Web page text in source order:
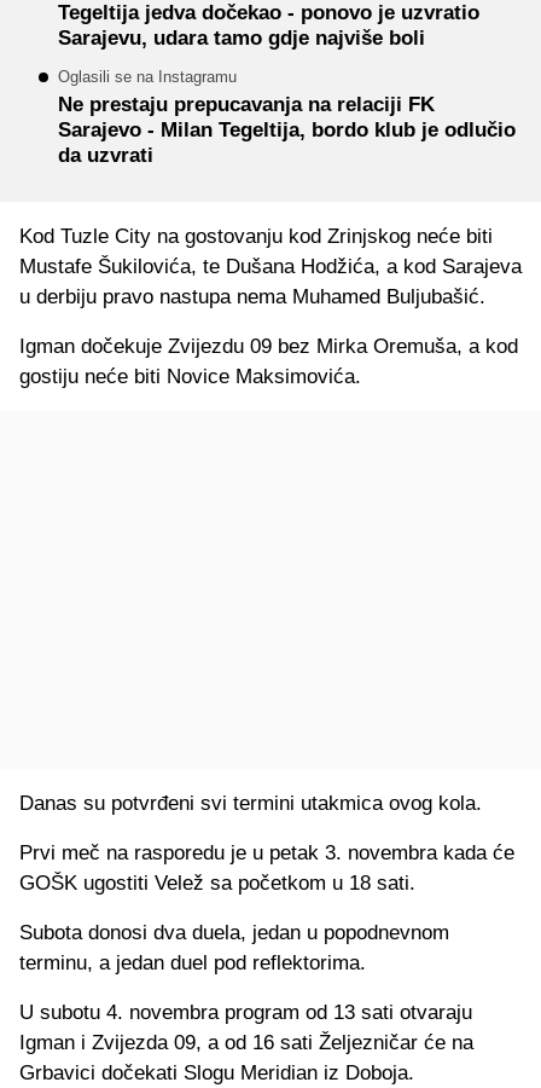
Tegeltija jedva dočekao - ponovo je uzvratio
Sarajevu, udara tamo gdje najviše boli
Oglasili se na Instagramu
Ne prestaju prepucavanja na relaciji FK
Sarajevo - Milan Tegeltija, bordo klub je odlučio
da uzvrati
Kod Tuzle City na gostovanju kod Zrinjskog neće biti
Mustafe Šukilovića, te Dušana Hodžića, a kod Sarajeva
u derbiju pravo nastupa nema Muhamed Buljubašić.
Igman dočekuje Zvijezdu 09 bez Mirka Oremuša, a kod
gostiju neće biti Novice Maksimovića.
Danas su potvrđeni svi termini utakmica ovog kola.
Prvi meč na rasporedu je u petak 3. novembra kada će
GOŠK ugostiti Velež sa početkom u 18 sati.
Subota donosi dva duela, jedan u popodnevnom
terminu, a jedan duel pod reflektorima.
U subotu 4. novembra program od 13 sati otvaraju
Igman i Zvijezda 09, a od 16 sati Željezničar će na
Grbavici dočekati Slogu Meridian iz Doboja.